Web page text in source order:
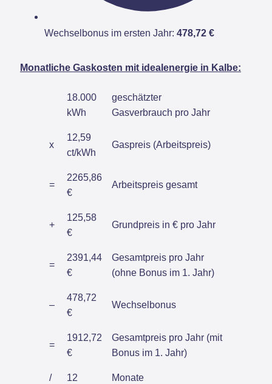
Wechselbonus im ersten Jahr: 478,72 €
Monatliche Gaskosten mit idealenergie in Kalbe:
18.000
kWh
geschätzter
Gasverbrauch pro Jahr
x
12,59
ct/kWh
Gaspreis (Arbeitspreis)
=
2265,86
€
Arbeitspreis gesamt
+
125,58
€
Grundpreis in € pro Jahr
=
2391,44
€
Gesamtpreis pro Jahr
(ohne Bonus im 1. Jahr)
–
478,72
€
Wechselbonus
=
1912,72
€
Gesamtpreis pro Jahr (mit
Bonus im 1. Jahr)
/ 12 Monate